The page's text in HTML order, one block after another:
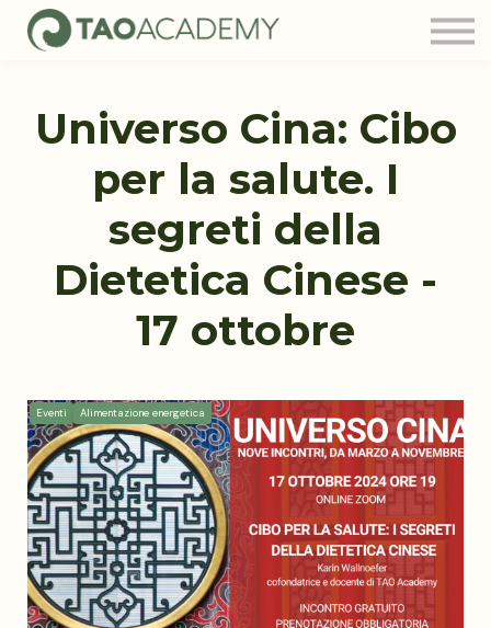
Tao Community
Contatti
Login
Universo Cina: Cibo
per la salute. I
segreti della
Dietetica Cinese -
17 ottobre
Eventi Alimentazione energetica